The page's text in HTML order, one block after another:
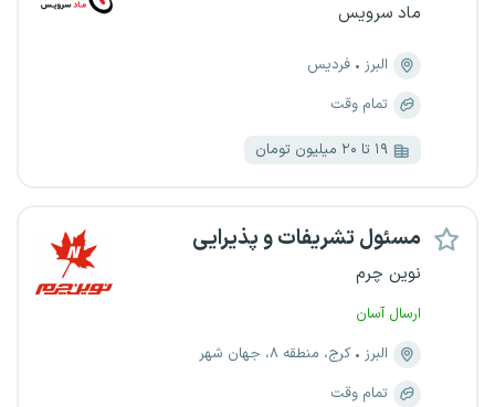
ماد سرویس
البرز
فردیس
تمام وقت
۱۹ تا ۲۰ میلیون تومان
مسئول تشریفات و پذیرایی
نوین چرم
ارسال آسان
البرز
کرج، منطقه ۸، جهان شهر
تمام وقت